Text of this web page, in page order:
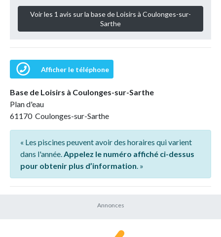
Voir les 1 avis sur la base de Loisirs à Coulonges-sur-
Sarthe
Afficher le téléphone
Base de Loisirs à Coulonges-sur-Sarthe
Plan d'eau
61170 Coulonges-sur-Sarthe
« Les piscines peuvent avoir des horaires qui varient
dans l'année.Appelez le numéro affiché ci-dessus
pour obtenir plus d’information. »